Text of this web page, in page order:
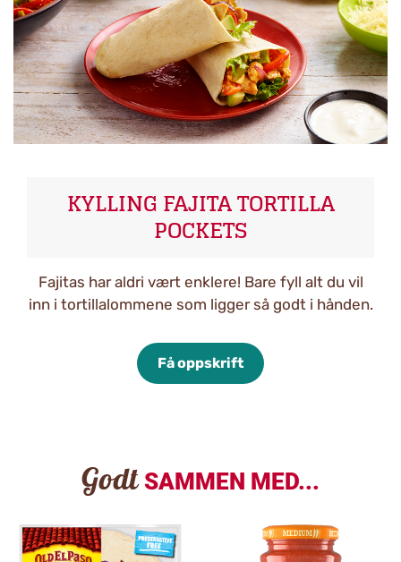
KYLLING FAJITA TORTILLA
POCKETS
Fajitas har aldri vært enklere! Bare fyll alt du vil
inn i tortillalommene som ligger så godt i hånden.
Få oppskrift
Godt SAMMEN MED...